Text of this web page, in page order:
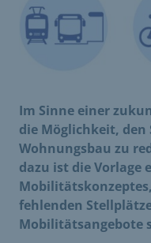
Im Sinne einer
die Möglichkeit,
Wohnungsbau zu
dazu ist die Vorlage
fehlenden
Mobilitätsangebote